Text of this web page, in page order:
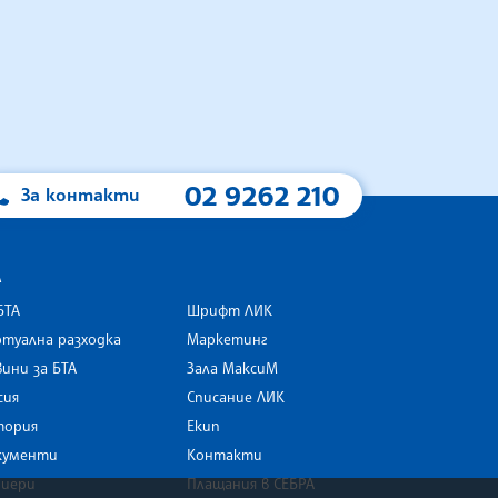
За контакти 02 9262 210
разходка
за БТА
Шрифт ЛИК
Маркетинг
Зала МаксиМ
Списание ЛИК
Екип
Контакти
Плащания в СЕБРА